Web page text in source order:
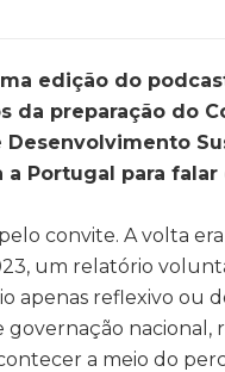
edição do
preparação do
Portugal para
convite. A volta
um relatório
apenas reflexivo ou
a meio do